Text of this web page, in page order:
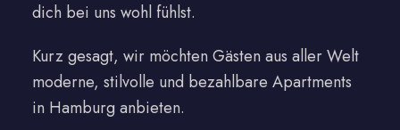
dich bei uns wohl fühlst.
Kurz gesagt, wir möchten Gästen aus aller Welt
moderne, stilvolle und bezahlbare Apartments
in Hamburg anbieten.